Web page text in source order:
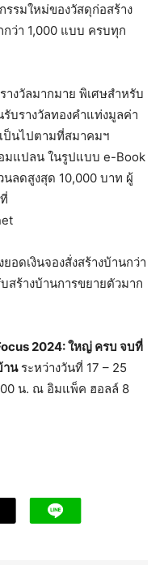
รมใหม่ของวัสดุก่อสร้าง
ว่า 1,000 แบบ ครบทุก
งวัลมากมาย พิเศษสำหรับ
บรางวัลทองคำแท่งมูลค่า
ป็นไปตามที่สมาคมฯ
มแปลน ในรูปแบบ e-Book
นลดสูงสุด 10,000 บาท ผู้
อดเงินจองสั่งสร้างบ้านกว่า
สร้างบ้านการขยายตัวมาก
2024: ใหญ่ ครบ จบที่
านระหว่างวันที่ 17 – 25
น. ณ อิมแพ็ค ฮอลล์ 8